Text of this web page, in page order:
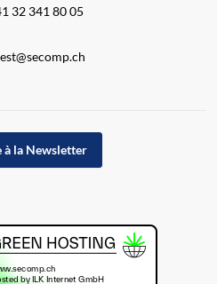
32 341 80 05
à la Newsletter